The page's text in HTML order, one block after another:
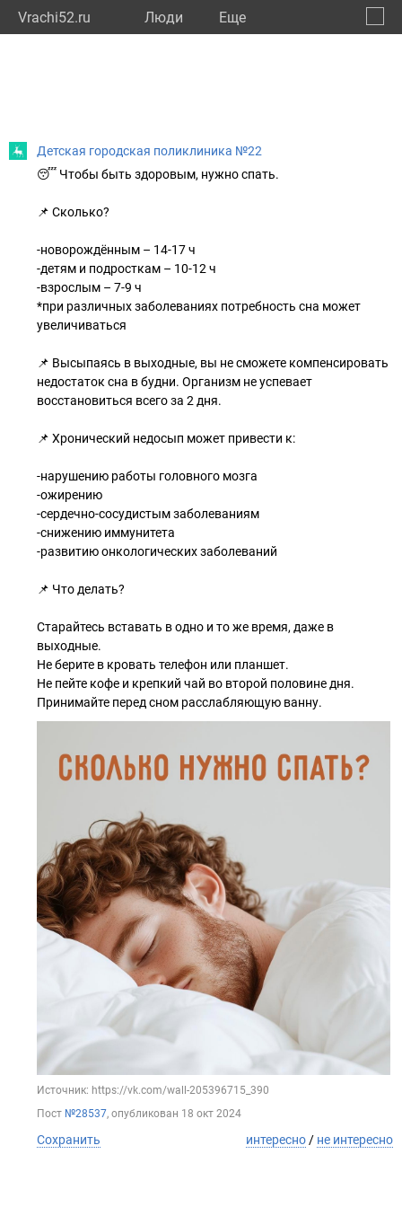
Vrachi52.ru Люди Eще
Детская городская поликлиника №22
😴 Чтобы быть здоровым, нужно спать.
📌 Сколько?
-новорождённым – 14-17 ч
-детям и подросткам – 10-12 ч
-взрослым – 7-9 ч
*при различных заболеваниях потребность сна может
увеличиваться
📌 Высыпаясь в выходные, вы не сможете компенсировать
недостаток сна в будни. Организм не успевает
восстановиться всего за 2 дня.
📌 Хронический недосып может привести к:
-нарушению работы головного мозга
-ожирению
-сердечно-сосудистым заболеваниям
-снижению иммунитета
-развитию онкологических заболеваний
📌 Что делать?
Старайтесь вставать в одно и то же время, даже в
выходные.
Не берите в кровать телефон или планшет.
Не пейте кофе и крепкий чай во второй половине дня.
Принимайте перед сном расслабляющую ванну.
Источник: https://vk.com/wall-205396715_390
Пост №28537, опубликован 18 окт 2024
Сохранить интересно / не интересно